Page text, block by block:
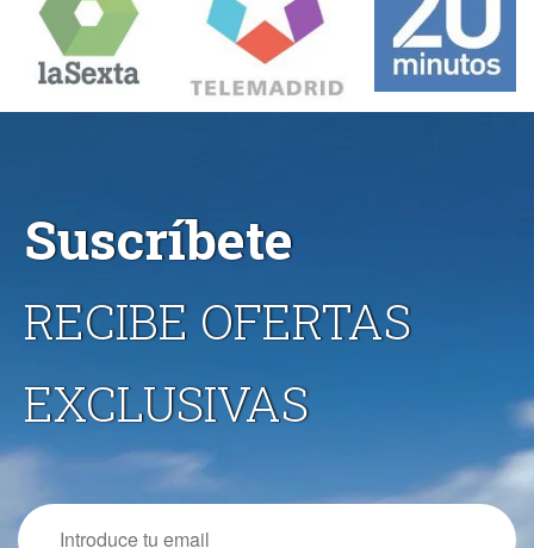
Suscríbete
RECIBE OFERTAS
EXCLUSIVAS
Email